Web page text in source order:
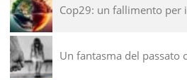
Cop29: un fallimento per
Un fantasma del passato